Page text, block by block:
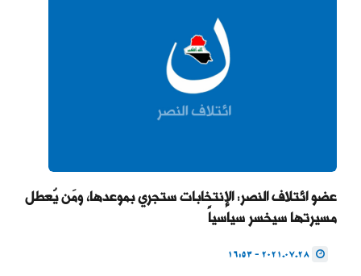
عضو ائتلاف النصر: الإنتخابات ستجري بموعدها، ومَن يُعطل
مسيرتها سيخسر سياسياً